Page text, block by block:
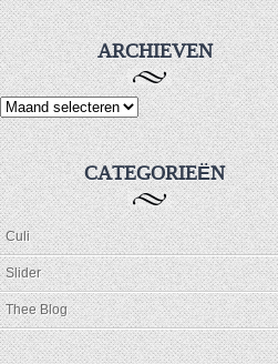
ARCHIEVEN
Archieven
CATEGORIEËN
Culi
Slider
Thee Blog